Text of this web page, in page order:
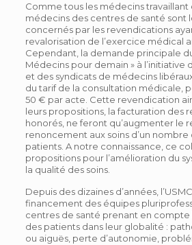
Comme tous les médecins travaillant
médecins des centres de santé sont
concernés par les revendications
revalorisation de l’exercice médical
Cependant, la demande principale
Médecins pour demain » à
et des syndicats de médecins
du tarif de la consultation médicale,
50 € par acte. Cette revendication
leurs propositions, la facturation des
honorés, ne feront qu’augmenter le
renoncement aux soins d’un nombre
patients. A notre connaissance, ce
propositions pour l’amélioration du
la qualité des soins.
Depuis des dizaines d’années,
financement des équipes
centres de santé prenant en compte
des patients dans leur globalité :
ou aiguës, perte d’autonomie,